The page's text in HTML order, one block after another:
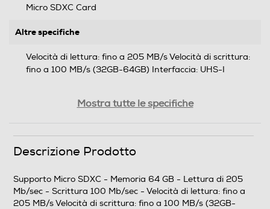
Micro SDXC Card
Altre specifiche
Velocità di lettura: fino a 205 MB/s Velocità di scrittura:
fino a 100 MB/s (32GB-64GB) Interfaccia: UHS-I
Velocità scrittura-Mb al sec
Mostra tutte le specifiche
Descrizione Prodotto
Supporto Micro SDXC - Memoria 64 GB - Lettura di 205
Mb/sec - Scrittura 100 Mb/sec - Velocità di lettura: fino a
205 MB/s Velocità di scrittura: fino a 100 MB/s (32GB-